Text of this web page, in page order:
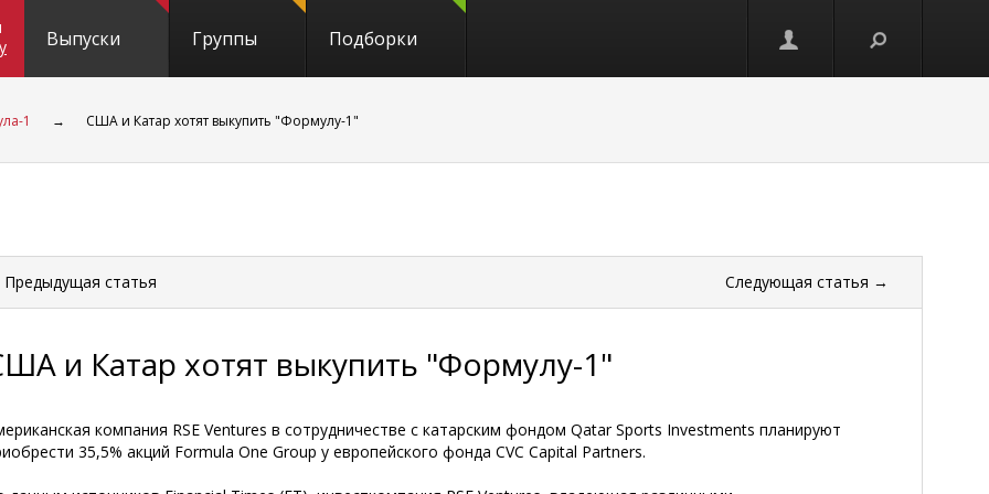
Выпуски Группы Подборки
1 → США и Катар хотят выкупить "Формулу-1"
статья Следующая статья →
и Катар хотят выкупить "Формулу-1"
компания RSE Ventures в сотрудничестве с катарским фондом Qatar Sports Investments планируют
35,5% акций Formula One Group у европейского фонда CVC Capital Partners.